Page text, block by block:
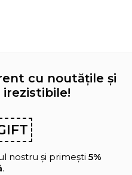
cu noutățile și
nostru și primești 5%
.